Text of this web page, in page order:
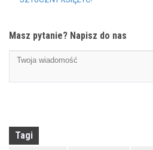
Masz pytanie? Napisz do nas
Tagi